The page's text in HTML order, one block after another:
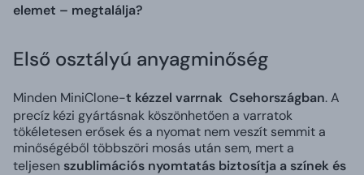
elemet – megtalálja?
Első osztályú anyagminőség
Minden MiniClone-t kézzel varrnak Csehországban. A
precíz kézi gyártásnak köszönhetően a varratok
tökéletesen erősek és a nyomat nem veszít semmit a
minőségéből többszöri mosás után sem, mert a
teljesen szublimációs nyomtatás biztosítja a színek és